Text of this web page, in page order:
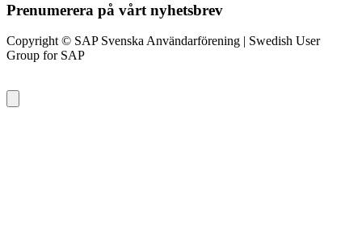
Prenumerera på vårt nyhetsbrev
Copyright © SAP Svenska Användarförening | Swedish User
Group for SAP